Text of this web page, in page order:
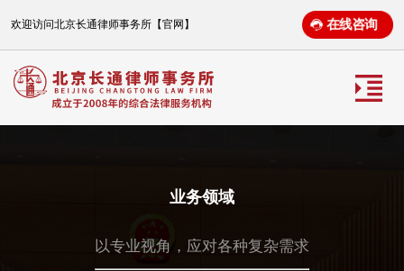
欢迎访问北京长通律师事务所【官网】 在线咨询
业务领域
以专业视角，应对各种复杂需求